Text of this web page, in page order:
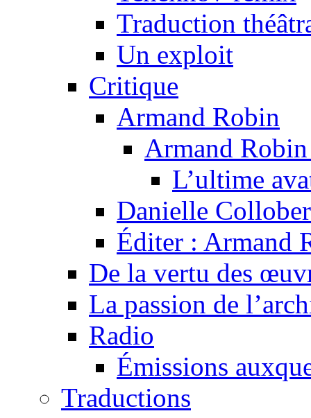
Traduction
Un exploit
Critique
Armand Robin
Armand
L’ultime
Danielle
Éditer : Armand
De la vertu des
La passion de
Radio
Émissions
Traductions